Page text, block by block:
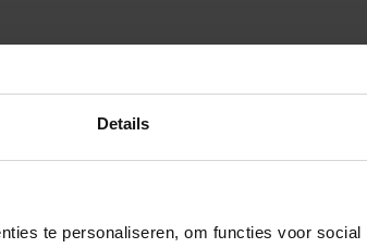
Details
te personaliseren, om functies voor